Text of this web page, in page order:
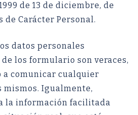
de 13 de diciembre, de
de Carácter Personal.
datos personales
los formulario son veraces,
a comunicar cualquier
Igualmente,
la información facilitada